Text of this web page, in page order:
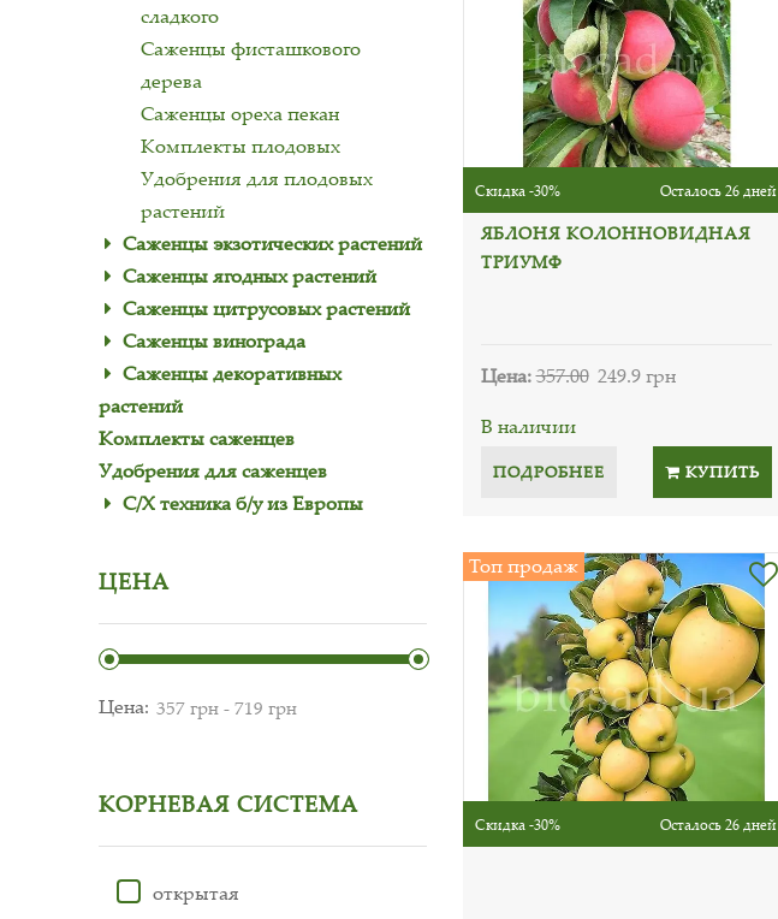
сладкого
Саженцы фисташкового
дерева
Саженцы ореха пекан
Комплекты плодовых
Удобрения для плодовых
растений
Саженцы экзотических растений
Саженцы ягодных растений
Саженцы цитрусовых растений
Саженцы винограда
Саженцы декоративных
растений
Комплекты саженцев
Удобрения для саженцев
С/Х техника б/у из Европы
ЦЕНА
Цена:
КОРНЕВАЯ СИСТЕМА
открытая
Скидка -30% Осталось 26 дней
ЯБЛОНЯ КОЛОННОВИДНАЯ
ТРИУМФ
Цена:357.00 249.9 грн
В наличии
ПОДРОБНЕЕ КУПИТЬ
Топ продаж
Скидка -30% Осталось 26 дней